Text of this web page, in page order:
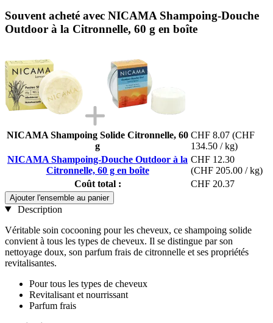
Souvent acheté avec NICAMA Shampoing-Douche
Outdoor à la Citronnelle, 60 g en boîte
NICAMA Shampoing Solide Citronnelle, 60
g
CHF 8.07 (CHF
134.50 / kg)
NICAMA Shampoing-Douche Outdoor à la
Citronnelle, 60 g en boîte
CHF 12.30
(CHF 205.00 / kg)
Coût total :
CHF 20.37
Ajouter l'ensemble au panier
Description
Véritable soin cocooning pour les cheveux, ce shampoing solide
convient à tous les types de cheveux. Il se distingue par son
nettoyage doux, son parfum frais de citronnelle et ses propriétés
revitalisantes.
Pour tous les types de cheveux
Revitalisant et nourrissant
Parfum frais